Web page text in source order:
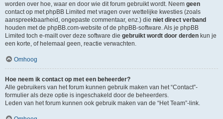
worden over hoe, waar en door wie dit forum gebruikt wordt. Neem geen
contact op met phpBB Limited met vragen over wettelijke kwesties (zoals
aanspreekbaarheid, ongepaste commentaar, enz.) die niet direct verband
houden met de phpBB.com-website of de phpBB-software. Als je phpBB
Limited toch e-mailt over deze software die gebruikt wordt door derden kun je
een korte, of helemaal geen, reactie verwachten.
Omhoog
Hoe neem ik contact op met een beheerder?
Alle gebruikers van het forum kunnen gebruik maken van het “Contact”-
formulier als deze optie is ingeschakeld door de beheerders.
Leden van het forum kunnen ook gebruik maken van de “Het Team”-link.